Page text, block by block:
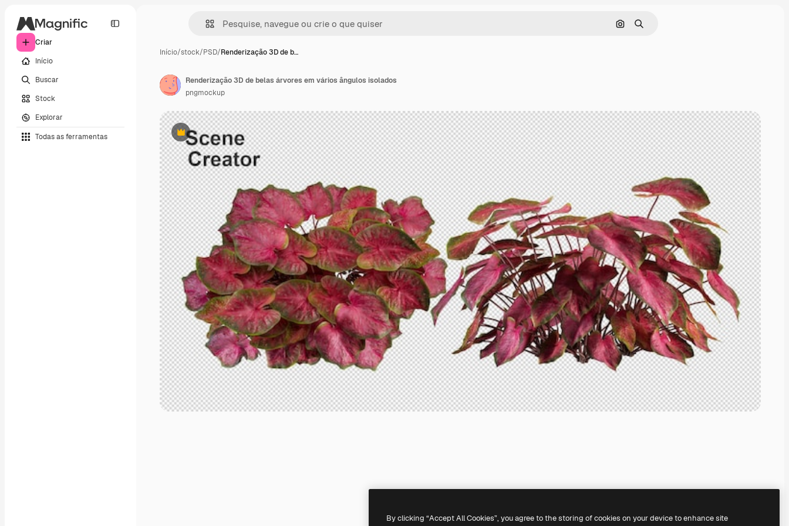
Criar
Início
Buscar
Stock
Explorar
Todas as ferramentas
Pesquisar por imagem
Buscar
Início/stock/PSD/Renderização 3D de b…
Premium
Renderização 3D de belas árvores em vários ângulos isolados
pngmockup
By clicking “Accept All Cookies”, you agree to the storing of cookies on your device to enhance site